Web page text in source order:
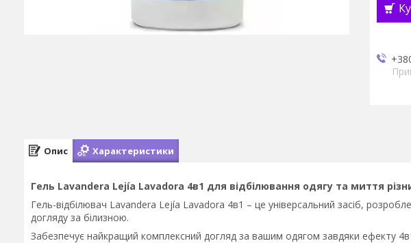
Опис Характеристики
Гель Lavandera Lejía Lavadora 4в1 для відбілювання одягу та миття
Гель-відбілювач Lavandera Lejía Lavadora 4в1 – це універсальний засіб,
догляду за білизною.
Забезпечує найкращий комплексний догляд за вашим одягом завдяки ефекту